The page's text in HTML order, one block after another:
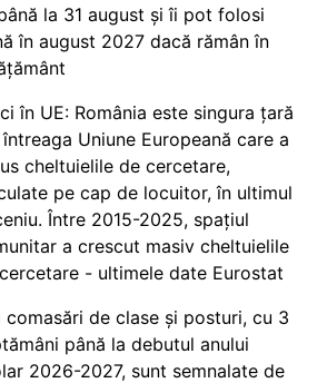
la 31 august și îi pot folosi
în august 2027 dacă rămân în
în UE: România este singura țară
Uniune Europeană care a
cheltuielile de cercetare,
pe cap de locuitor, în ultimul
Între 2015-2025, spațiul
a crescut masiv cheltuielile
- ultimele date Eurostat
comasări de clase și posturi, cu 3
până la debutul anului
2026-2027, sunt semnalate de